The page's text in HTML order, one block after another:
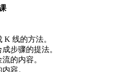
线的方法。
步骤的提法。
的内容。
容。